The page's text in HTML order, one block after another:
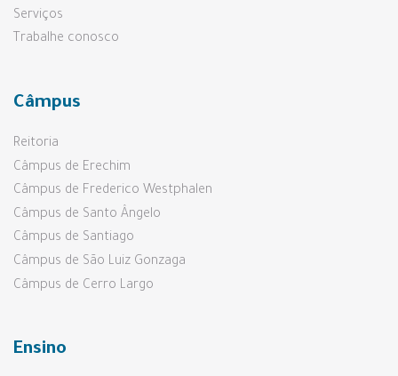
Serviços
Trabalhe conosco
Câmpus
Reitoria
Câmpus de Erechim
Câmpus de Frederico Westphalen
Câmpus de Santo Ângelo
Câmpus de Santiago
Câmpus de São Luiz Gonzaga
Câmpus de Cerro Largo
Ensino